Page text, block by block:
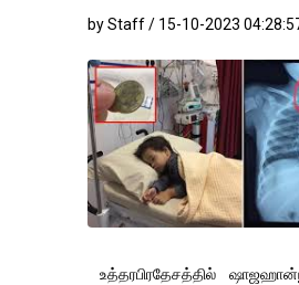
by Staff / 15-10-2023
உத்தரபிரதேசத்தில்